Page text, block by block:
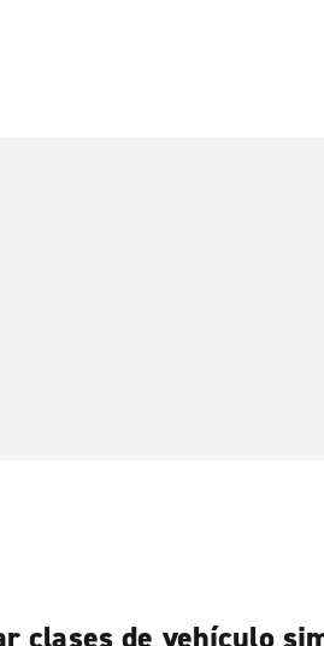
clases de vehículo